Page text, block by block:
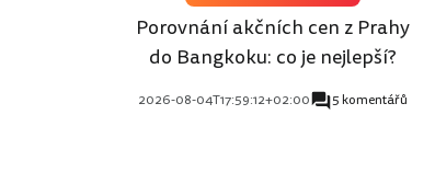
Porovnání akčních cen z Prahy
do Bangkoku: co je nejlepší?
2026-08-04T17:59:12+02:00 5 komentářů